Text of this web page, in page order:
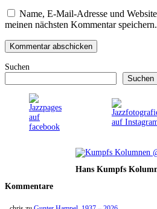
Name, E-Mail-Adresse und
meinen nächsten Kommentar speichern.
Suchen
Suchen
Hans Kumpfs
Kommentare